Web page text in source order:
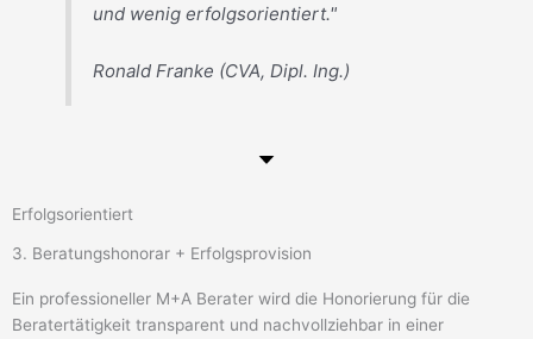
und wenig erfolgsorientiert."
Ronald Franke (CVA, Dipl. Ing.)
Erfolgsorientiert
3. Beratungshonorar + Erfolgsprovision
Ein professioneller M+A Berater wird die Honorierung für die
Beratertätigkeit transparent und nachvollziehbar in einer